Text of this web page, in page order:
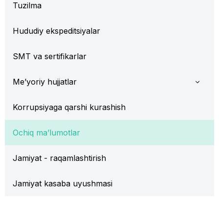
Tuzilma
Hududiy ekspeditsiyalar
SMT va sertifikarlar
Me’yoriy hujjatlar
Korrupsiyaga qarshi kurashish
Ochiq ma’lumotlar
Jamiyat - raqamlashtirish
Jamiyat kasaba uyushmasi